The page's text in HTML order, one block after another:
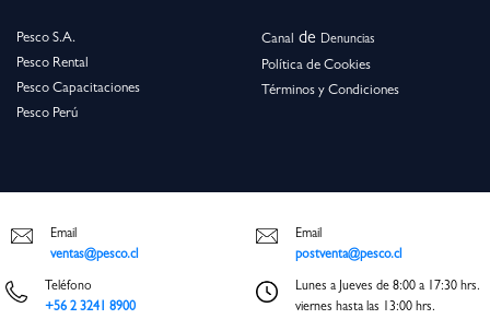
Pesco S.A.
Pesco Rental
Pesco Capacitaciones
Pesco Perú
Canal de Denuncias
Política de Cookies
Términos y Condiciones
Email
ventas@pesco.cl
Email
postventa@pesco.cl
Teléfono
+56 2 3241 8900
Lunes a Jueves de 8:00 a 17:30 hrs.
viernes hasta las 13:00 hrs.